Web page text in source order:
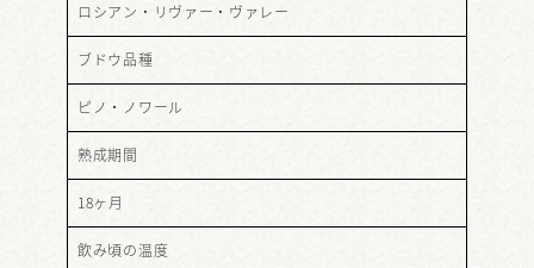
ロシアン・リヴァー・ヴァレー
ブドウ品種
ピノ・ノワール
熟成期間
18ヶ月
飲み頃の温度